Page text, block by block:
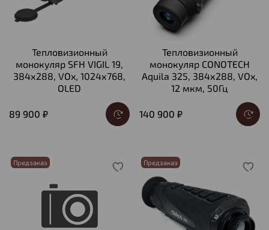
Тепловизионный
монокуляр SFH VIGIL 19,
384х288, VOx, 1024х768,
OLED
89 900 ₽
Тепловизионный
монокуляр CONOTECH
Aquila 325, 384х288, VOx,
12 мкм, 50Гц
140 900 ₽
Предзаказ Предзаказ